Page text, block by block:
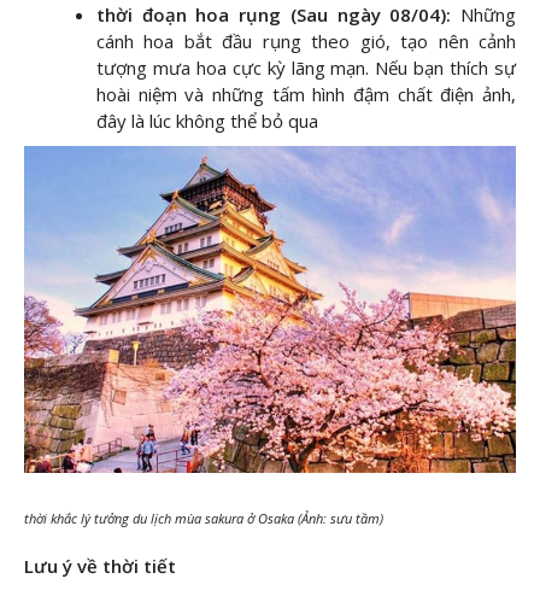
thời đoạn hoa rụng (Sau ngày 08/04): Những
cánh hoa bắt đầu rụng theo gió, tạo nên cảnh
tượng mưa hoa cực kỳ lãng mạn. Nếu bạn thích sự
hoài niệm và những tấm hình đậm chất điện ảnh,
đây là lúc không thể bỏ qua
thời khắc lý tưởng du lịch mùa sakura ở Osaka (Ảnh: sưu tầm)
Lưu ý về thời tiết